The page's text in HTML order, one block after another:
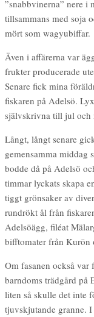
”snabbvinerna” nere i
tillsammans med soja
mört som wagyubiffar.
Även i affärerna var
frukter producerade
Senare fick mina
fiskaren på Adelsö.
självskrivna till jul och
Långt, långt senare
gemensamma middag
bodde då på Adelsö
timmar lyckats skapa
tiggt grönsaker av
rundrökt ål från
Adelsöägg, filéat
bifftomater från Kurön
Om fasanen också
barndoms trädgård på
liten så skulle det inte
tjuvskjutande granne.